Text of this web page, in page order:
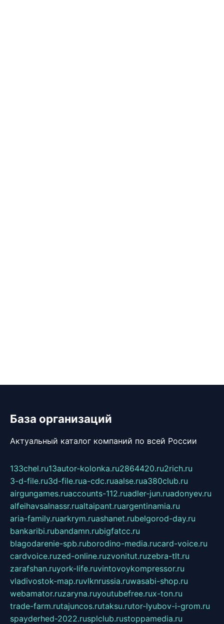
База организаций
Актуальный каталог компаний по всей России
133chel.ru13autor-kolonka.ru2864420.ru2rich.ru
3-d-file.ru3d-file.rua-cdc.ruaalse.rua380club.ru
airgungames.ruaccounts-112.ruadler-jun.ruadonyev.ru
alfeihavsalnassr.rualtaipant.ruargentinamia.ru
aria-family.ruarkrym.ruashanet.rubelgorod-day.ru
bankaribi.rubandamn.rubigfatcc.ru
blagodarenie-spb.ruborodino-media.rucard-voice.ru
cardvoice.ruzed-online.ruzvonitut.ruzebra-tlt.ru
zarafshan.ruyork-life.ruvintovoykompressor.ru
vladivostok-map.ruvlknrussia.ruwasabi-shop.ru
webamator.ruzaryna.ruyoutubefree.rux-ton.ru
trade-farm.rutajuncos.rutaksu.rutor-lyubov-i-grom.ru
spayderhed-2022.rusplclub.rustoppamedia.ru